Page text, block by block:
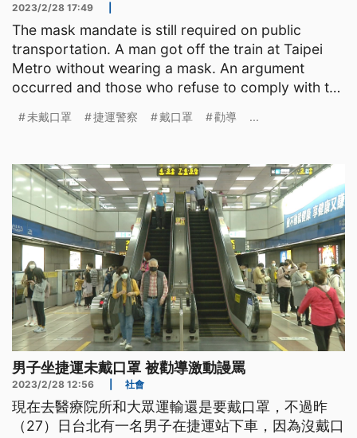
2023/2/28 17:49
The mask mandate is still required on public
transportation. A man got off the train at Taipei
Metro without wearing a mask. An argument
occurred and those who refuse to comply with the
未戴口罩 捷運警察 戴口罩 勸導 ...
男子坐捷運未戴口罩 被勸導激動謾罵
2023/2/28 12:56 社會
現在去醫療院所和大眾運輸還是要戴口罩，不過昨
（27）日台北有一名男子在捷運站下車，因為沒戴口